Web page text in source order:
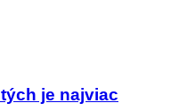
je najviac